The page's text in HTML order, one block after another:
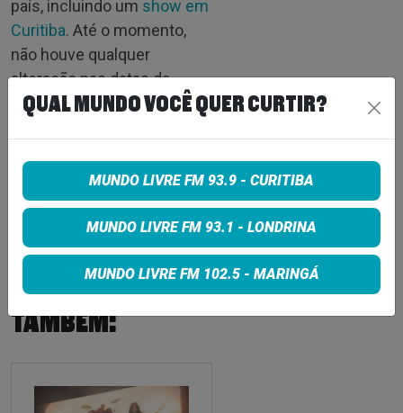
país, incluindo um show em
Curitiba. Até o momento,
não houve qualquer
alteração nas datas da
etapa brasileira, e a
tempo de cumprir os
compromissos previstos na
América do Sul.
CONFIRA
TAMBÉM:
QUAL MUNDO VOCÊ QUER CURTIR?
MUNDO LIVRE FM 93.9 - CURITIBA
MUNDO LIVRE FM 93.1 - LONDRINA
MUNDO LIVRE FM 102.5 - MARINGÁ